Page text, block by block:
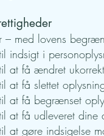
– med lovens
indsigt i
at få ændret
at få slettet
at få begrænset
at få udleveret dine
at gøre indsigelse